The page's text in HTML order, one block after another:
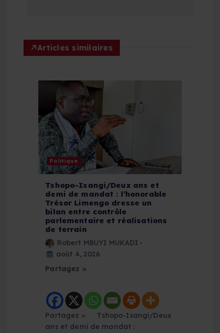
d
e
Articles similaires
Politique
Tshopo-Isangi/Deux ans et
demi de mandat : l’honorable
Trésor Limengo dresse un
bilan entre contrôle
parlementaire et réalisations
de terrain
Robert MBUYI MUKADI
août 4, 2026
Partagez »
Partagez » Tshopo-Isangi/Deux
ans et demi de mandat :